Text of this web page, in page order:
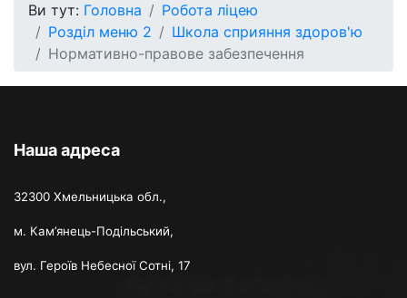
Ви тут: Головна
Робота ліцею
Розділ меню 2
Школа сприяння здоров'ю
Нормативно-правове забезпечення
Наша адреса
32300 Хмельницька обл.,
м. Кам’янець-Подільський,
вул. Героїв Небесної Сотні, 17